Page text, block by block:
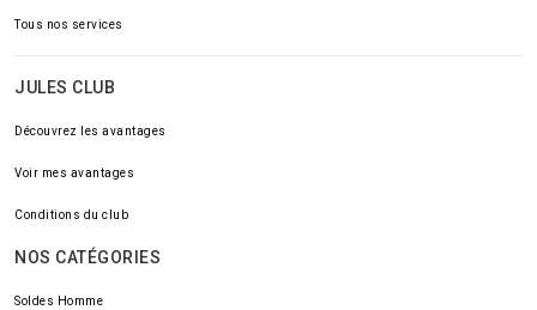
Tous nos services
JULES CLUB
Découvrez les avantages
Voir mes avantages
Conditions du club
NOS CATÉGORIES
Soldes Homme